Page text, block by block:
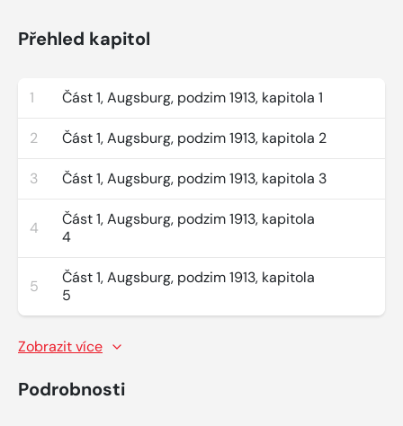
Přehled kapitol
1 Část 1, Augsburg, podzim 1913, kapitola 1
2 Část 1, Augsburg, podzim 1913, kapitola 2
3 Část 1, Augsburg, podzim 1913, kapitola 3
4
Část 1, Augsburg, podzim 1913, kapitola
4
5
Část 1, Augsburg, podzim 1913, kapitola
5
Zobrazit více
Podrobnosti